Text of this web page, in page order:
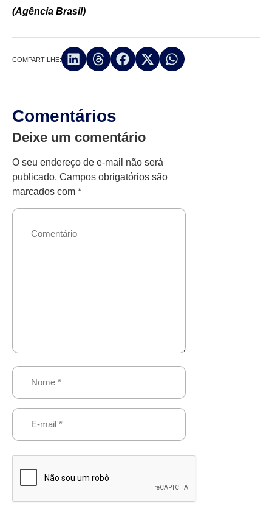
(Agência Brasil)
COMPARTILHE:
Comentários
Deixe um comentário
O seu endereço de e-mail não será
publicado. Campos obrigatórios são
marcados com *